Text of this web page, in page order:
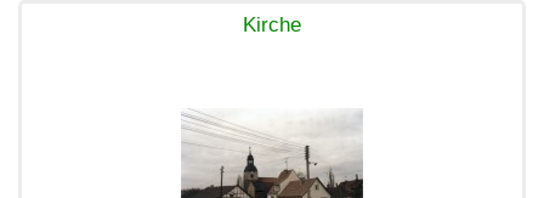
Kirche